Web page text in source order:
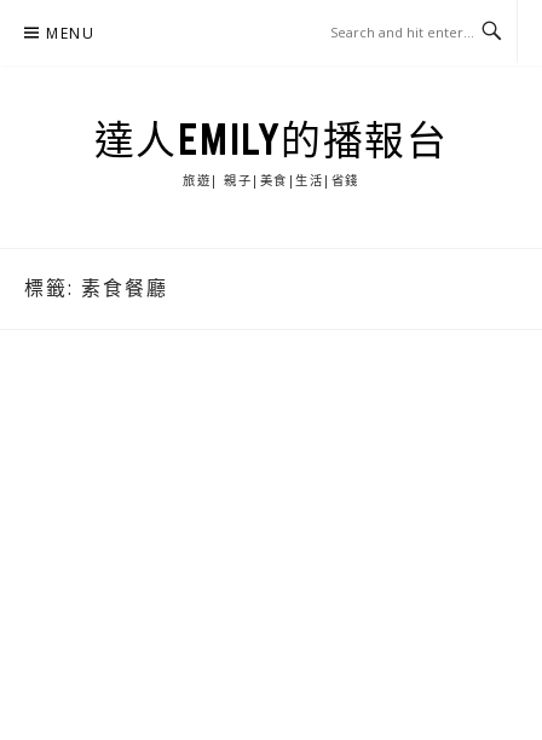
MENU
達人EMILY的播報台
旅遊| 親子|美食|生活|省錢
標籤: 素食餐廳